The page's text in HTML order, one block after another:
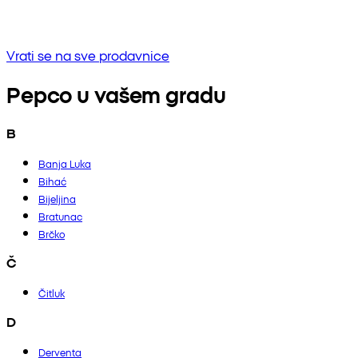
Vrati se na sve prodavnice
Pepco u vašem gradu
B
Banja Luka
Bihać
Bijeljina
Bratunac
Brčko
Č
Čitluk
D
Derventa